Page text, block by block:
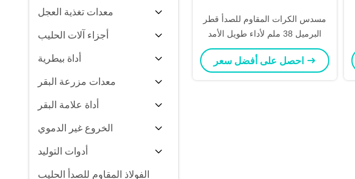
معدات تغذية العجل
أجزاء آلات الحليب
أداة بيطرية
معدات مزرعة البقر
أداة علامة البقر
الخروع غير الدموي
أدوات التوليد
الفولاذ المقاوم للصدأ الحليب
مسدس الكرات المقاوم للصدأ قطر
البرميل 38 ملم لأداء طويل الأمد